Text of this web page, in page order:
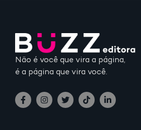
Não é você que vira a página,
é a página que vira você.